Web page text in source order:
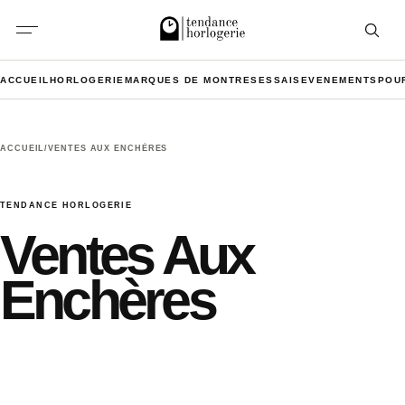
Ouvrir
ACCUEIL HORLOGERIE MARQUES DE MONTRESESSAISEVENEMENTS
ACCUEIL/VENTES AUX ENCHÈRES
TENDANCE HORLOGERIE
Ventes Aux
Enchères